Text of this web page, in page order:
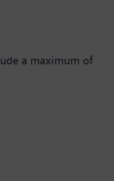
a maximum of